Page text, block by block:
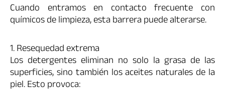
Cuando entramos en contacto frecuente con
químicos de limpieza, esta barrera puede alterarse.
1. Resequedad extrema
Los detergentes eliminan no solo la grasa de las
superficies, sino también los aceites naturales de la
piel. Esto provoca: